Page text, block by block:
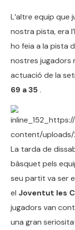
L’altre equip que
nostra pista, era l’
ho feia a la pista
nostres jugadors
actuació de la
69 a 35.
La tarda de
bàsquet pels
seu partit va ser
el Joventut les
jugadors van
una gran